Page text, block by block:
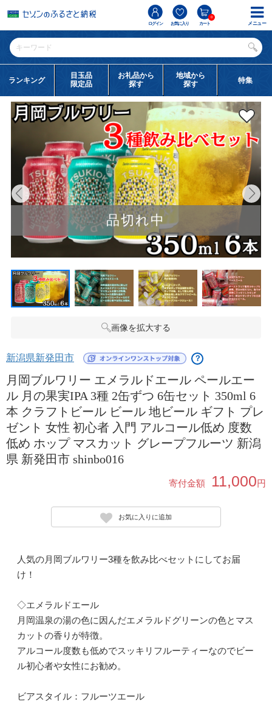
ログイン お気に入り カート
0
ランキング
目玉品
限定品
お礼品から
探す
地域から
探す
特集
品切れ中
画像を拡大する
新潟県新発田市 ？
月岡ブルワリー エメラルドエール ペールエー
ル 月の果実IPA 3種 2缶ずつ 6缶セット 350ml 6
本 クラフトビール ビール 地ビール ギフト プレ
ゼント 女性 初心者 入門 アルコール低め 度数
低め ホップ マスカット グレープフルーツ 新潟
県 新発田市 shinbo016
寄付金額 11,000円
お気に入りに追加
人気の月岡ブルワリー3種を飲み比べセットにしてお届
け！
◇エメラルドエール
月岡温泉の湯の色に因んだエメラルドグリーンの色とマス
カットの香りが特徴。
アルコール度数も低めでスッキリフルーティーなのでビー
ル初心者や女性にお勧め。
ビアスタイル：フルーツエール
メニュー